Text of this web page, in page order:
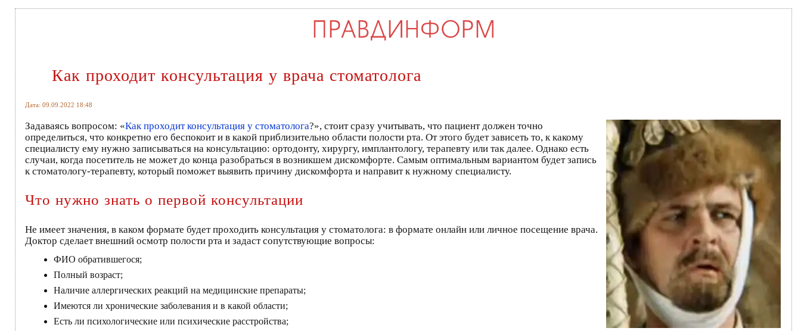
Как проходит консультация у врача стоматолога
Дата: 09.09.2022 18:48
Задаваясь вопросом: «Как проходит консультация у стоматолога?», стоит сразу учитывать, что пациент должен точно
определиться, что конкретно его беспокоит и в какой приблизительно области полости рта. От этого будет зависеть то, к какому
специалисту ему нужно записываться на консультацию: ортодонту, хирургу, имплантологу, терапевту или так далее. Однако есть
случаи, когда посетитель не может до конца разобраться в возникшем дискомфорте. Самым оптимальным вариантом будет запись
к стоматологу-терапевту, который поможет выявить причину дискомфорта и направит к нужному специалисту.
Что нужно знать о первой консультации
Не имеет значения, в каком формате будет проходить консультация у стоматолога: в формате онлайн или личное посещение врача.
Доктор сделает внешний осмотр полости рта и задаст сопутствующие вопросы:
ФИО обратившегося;
Полный возраст;
Наличие аллергических реакций на медицинские препараты;
Имеются ли хронические заболевания и в какой области;
Есть ли психологические или психические расстройства;